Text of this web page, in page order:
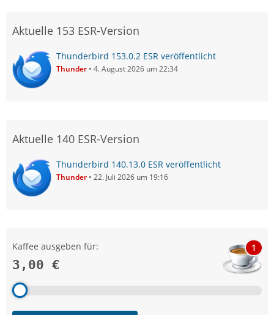
Aktuelle 153 ESR-Version
Thunderbird 153.0.2 ESR veröffentlicht
Thunder 4. August 2026 um 22:34
Aktuelle 140 ESR-Version
Thunderbird 140.13.0 ESR veröffentlicht
Thunder 22. Juli 2026 um 19:16
Kaffee ausgeben für:
3,00 €
1